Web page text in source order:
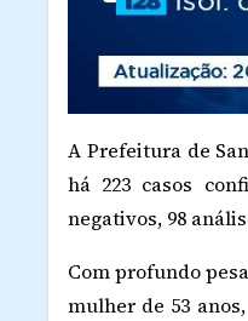
A Prefeitura de
há 223 casos
negativos, 98
Com profundo
mulher de 53